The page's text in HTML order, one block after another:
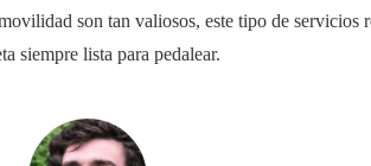
son tan valiosos, este tipo de servicios
siempre lista para pedalear.